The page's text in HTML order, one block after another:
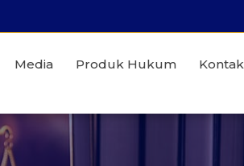
Media Produk Hukum Kontak